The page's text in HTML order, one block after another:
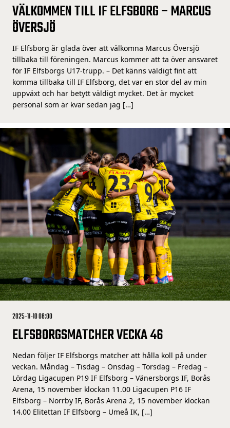
VÄLKOMMEN TILL IF ELFSBORG – MARCUS
ÖVERSJÖ
IF Elfsborg är glada över att välkomna Marcus Översjö
tillbaka till föreningen. Marcus kommer att ta över ansvaret
för IF Elfsborgs U17-trupp. – Det känns väldigt fint att
komma tillbaka till IF Elfsborg, det var en stor del av min
uppväxt och har betytt väldigt mycket. Det är mycket
personal som är kvar sedan jag […]
2025-11-10 08:00
ELFSBORGSMATCHER VECKA 46
Nedan följer IF Elfsborgs matcher att hålla koll på under
veckan. Måndag – Tisdag – Onsdag – Torsdag – Fredag –
Lördag Ligacupen P19 IF Elfsborg – Vänersborgs IF, Borås
Arena, 15 november klockan 11.00 Ligacupen P16 IF
Elfsborg – Norrby IF, Borås Arena 2, 15 november klockan
14.00 Elitettan IF Elfsborg – Umeå IK, […]